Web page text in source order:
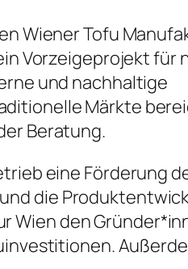
Wiener Tofu
Vorzeigeprojekt für
und nachhaltige
Märkte
Beratung.
eine Förderung
die
den